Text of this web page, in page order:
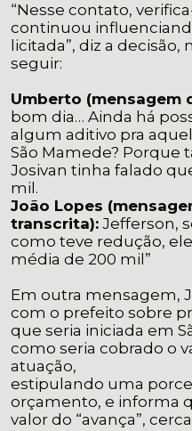
“Nesse contato,
continuou
licitada”, diz a
seguir:
Umberto (mensagem
bom dia… Ainda há
algum aditivo pra
São Mamede? Porque
Josivan tinha falado
mil.
João Lopes
transcrita): Jefferson,
como teve redução,
média de 200 mil”
Em outra mensagem,
com o prefeito sobre
que seria iniciada em
como seria cobrado o
atuação,
estipulando uma
orçamento, e informa
valor do “avança”,